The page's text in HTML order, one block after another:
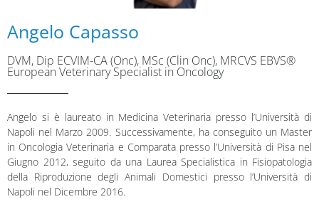
Angelo Capasso
DVM, Dip ECVIM-CA (Onc), MSc (Clin Onc), MRCVS EBVS®
European Veterinary Specialist in Oncology
Angelo si è laureato in Medicina Veterinaria presso l’Università di
Napoli nel Marzo 2009. Successivamente, ha conseguito un Master
in Oncologia Veterinaria e Comparata presso l’Università di Pisa nel
Giugno 2012, seguito da una Laurea Specialistica in Fisiopatologia
della Riproduzione degli Animali Domestici presso l’Università di
Napoli nel Dicembre 2016.